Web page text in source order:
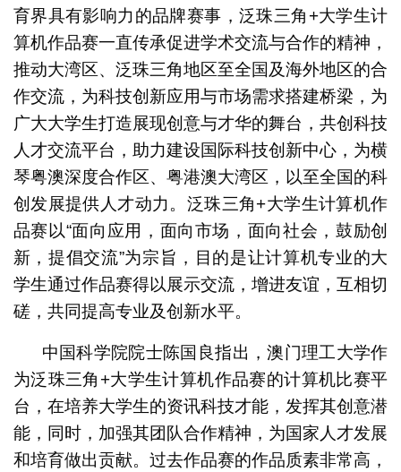
育界具有影响力的品牌赛事，泛珠三角+大学生计
算机作品赛一直传承促进学术交流与合作的精神，
推动大湾区、泛珠三角地区至全国及海外地区的合
作交流，为科技创新应用与市场需求搭建桥梁，为
广大大学生打造展现创意与才华的舞台，共创科技
人才交流平台，助力建设国际科技创新中心，为横
琴粤澳深度合作区、粤港澳大湾区，以至全国的科
创发展提供人才动力。泛珠三角+大学生计算机作
品赛以“面向应用，面向市场，面向社会，鼓励创
新，提倡交流”为宗旨，目的是让计算机专业的大
学生通过作品赛得以展示交流，增进友谊，互相切
磋，共同提高专业及创新水平。
中国科学院院士陈国良指出，澳门理工大学作
为泛珠三角+大学生计算机作品赛的计算机比赛平
台，在培养大学生的资讯科技才能，发挥其创意潜
能，同时，加强其团队合作精神，为国家人才发展
和培育做出贡献。过去作品赛的作品质素非常高，